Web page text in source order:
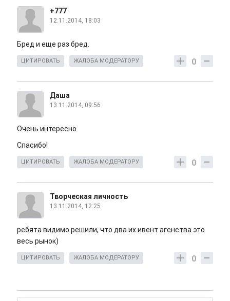
+777
12.11.2014, 18:03
Бред и еще раз бред.
0
ЦИТИРОВАТЬ ЖАЛОБА МОДЕРАТОРУ
Даша
13.11.2014, 09:56
Очень интересно.
Спасибо!
0
ЦИТИРОВАТЬ ЖАЛОБА МОДЕРАТОРУ
Творческая личность
13.11.2014, 12:25
ребята видимо решили, что два их ивент агенства это
весь рынок)
0
ЦИТИРОВАТЬ ЖАЛОБА МОДЕРАТОРУ